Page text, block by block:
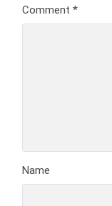
Comment*
Name